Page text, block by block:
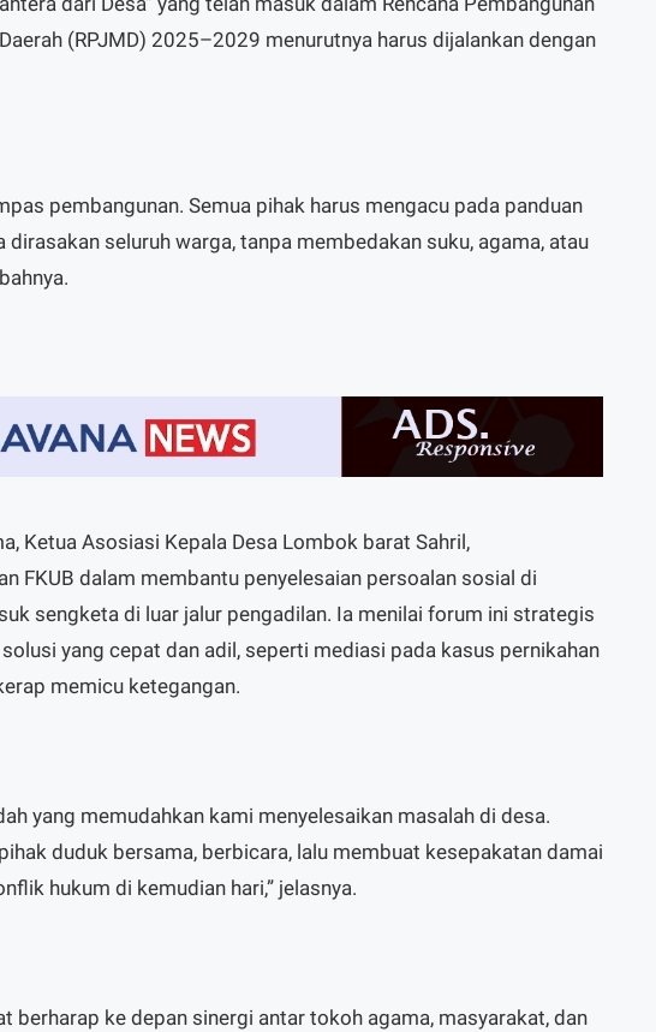
(RPJMD) 2025–2029 menurutnya harus dijalankan dengan
pembangunan. Semua pihak harus mengacu pada panduan
dirasakan seluruh warga, tanpa membedakan suku, agama, atau
Ketua Asosiasi Kepala Desa Lombok barat Sahril,
FKUB dalam membantu penyelesaian persoalan sosial di
sengketa di luar jalur pengadilan. Ia menilai forum ini strategis
yang cepat dan adil, seperti mediasi pada kasus pernikahan
memicu ketegangan.
yang memudahkan kami menyelesaikan masalah di desa.
duduk bersama, berbicara, lalu membuat kesepakatan damai
hukum di kemudian hari,” jelasnya.
berharap ke depan sinergi antar tokoh agama, masyarakat, dan